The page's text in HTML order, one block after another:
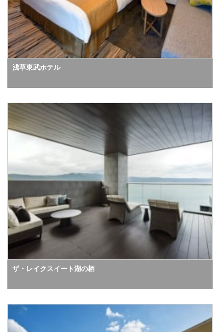
浅草東武ホテル
ザ・レイクスイート湖の栖